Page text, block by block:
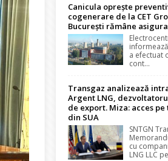
Canicula oprește
cogenerare de la CET
București rămâne
a efectuat
cont...
Transgaz analizează
Argent LNG,
de export. Miza: acces
din SUA
SNTGN
cu
LNG LLC